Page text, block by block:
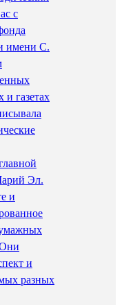
с
имени С.
и газетах
Эл.
и
и
разных